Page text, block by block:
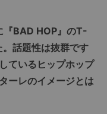
BAD HOP』のT-
話題性は抜群です
ているヒップホップ
ーレのイメージとは